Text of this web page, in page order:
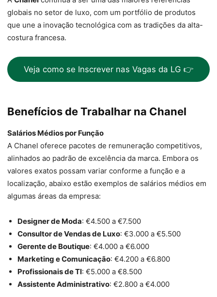
globais no setor de luxo, com um portfólio de produtos
que une a inovação tecnológica com as tradições da alta-
costura francesa.
Veja como se Inscrever nas Vagas da LG 👉
Benefícios de Trabalhar na Chanel
Salários Médios por Função
A Chanel oferece pacotes de remuneração competitivos,
alinhados ao padrão de excelência da marca. Embora os
valores exatos possam variar conforme a função e a
localização, abaixo estão exemplos de salários médios em
algumas áreas da empresa:
Designer de Moda: €4.500 a €7.500
Consultor de Vendas de Luxo: €3.000 a €5.500
Gerente de Boutique: €4.000 a €6.000
Marketing e Comunicação: €4.200 a €6.800
Profissionais de TI: €5.000 a €8.500
Assistente Administrativo: €2.800 a €4.000